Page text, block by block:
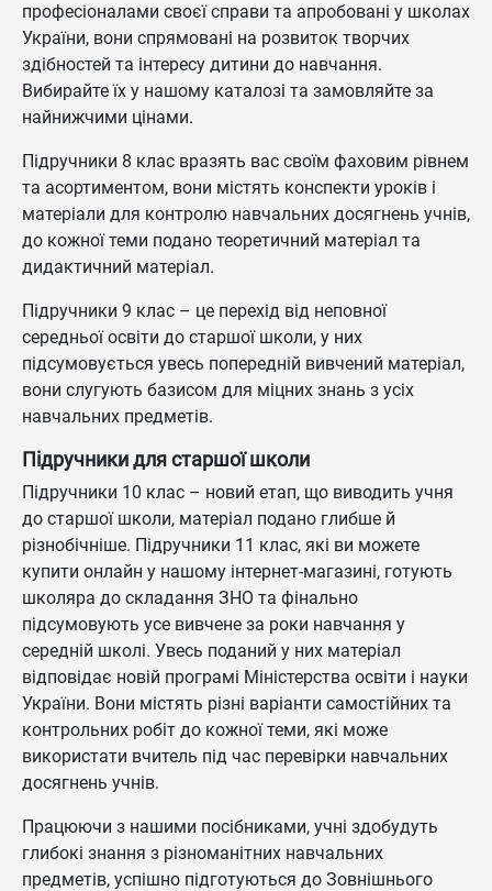
професіоналами своєї справи та апробовані у школах
України, вони спрямовані на розвиток творчих
здібностей та інтересу дитини до навчання.
Вибирайте їх у нашому каталозі та замовляйте за
найнижчими цінами.
Підручники 8 клас вразять вас своїм фаховим рівнем
та асортиментом, вони містять конспекти уроків і
матеріали для контролю навчальних досягнень учнів,
до кожної теми подано теоретичний матеріал та
дидактичний матеріал.
Підручники 9 клас – це перехід від неповної
середньої освіти до старшої школи, у них
підсумовується увесь попередній вивчений матеріал,
вони слугують базисом для міцних знань з усіх
навчальних предметів.
Підручники для старшої школи
Підручники 10 клас – новий етап, що виводить учня
до старшої школи, матеріал подано глибше й
різнобічніше. Підручники 11 клас, які ви можете
купити онлайн у нашому інтернет-магазині, готують
школяра до складання ЗНО та фінально
підсумовують усе вивчене за роки навчання у
середній школі. Увесь поданий у них матеріал
відповідає новій програмі Міністерства освіти і науки
України. Вони містять різні варіанти самостійних та
контрольних робіт до кожної теми, які може
використати вчитель під час перевірки навчальних
досягнень учнів.
Працюючи з нашими посібниками, учні здобудуть
глибокі знання з різноманітних навчальних
предметів, успішно підготуються до Зовнішнього